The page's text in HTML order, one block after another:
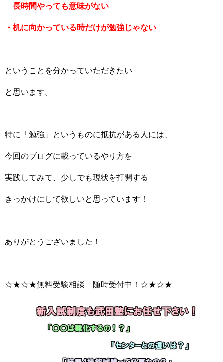
長時間やっても意味がない
・机に向かっている時だけが勉強じゃない
ということを分かっていただきたい
と思います。
特に「勉強」というものに抵抗がある人には、
今回のブログに載っているやり方を
実践してみて、少しでも現状を打開する
きっかけにして欲しいと思っています！
ありがとうございました！
☆★☆★無料受験相談 随時受付中！☆★☆★